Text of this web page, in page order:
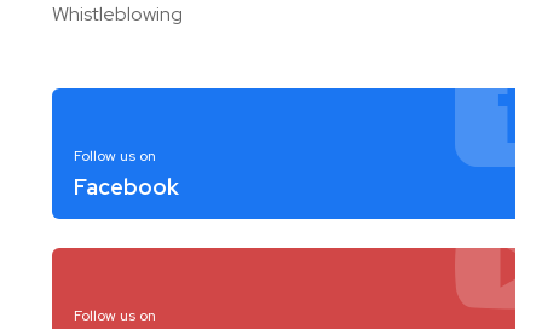
Whistleblowing
Follow us on
Facebook
Follow us on